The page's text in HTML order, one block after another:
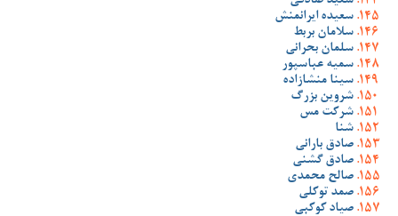
سعیده ایرانمنش
سلامان بربط
سلمان بحرانی
سمیه عباسپور
سینا منشازاده
شروین بزرگ
شرکت مس
شنا
صادق بارانی
صادق گشنی
صالح محمدی
صمد توکلی
صیاد کوکبی